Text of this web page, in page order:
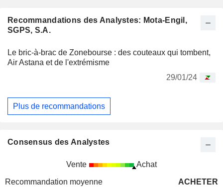
Recommandations des Analystes: Mota-Engil,
SGPS, S.A.
Le bric-à-brac de Zonebourse : des couteaux qui tombent,
Air Astana et de l'extrémisme
29/01/24
Plus de recommandations
Consensus des Analystes
Vente Achat
Recommandation moyenne
ACHETER